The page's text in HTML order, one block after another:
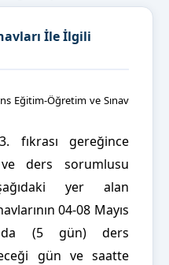
İle İlgili
Eğitim-Öğretim ve Sınav
fıkrası gereğince
ders sorumlusu
yer alan
04-08 Mayıs
(5 gün) ders
gün ve saatte